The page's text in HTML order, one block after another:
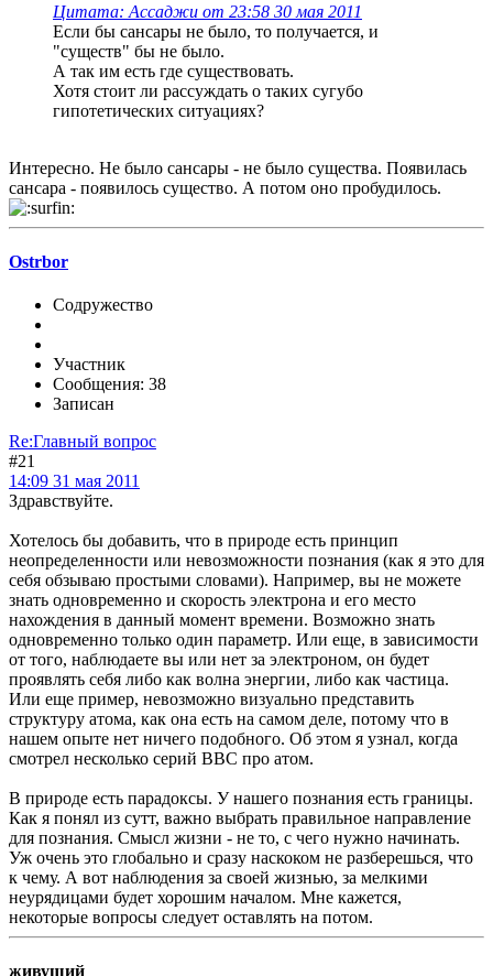
Цитата: Ассаджи от 23:58 30 мая 2011
Если бы сансары не было, то получается, и
"существ" бы не было.
А так им есть где существовать.
Хотя стоит ли рассуждать о таких сугубо
гипотетических ситуациях?
Интересно. Не было сансары - не было существа. Появилась
сансара - появилось существо. А потом оно пробудилось.
Ostrbor
Содружество
Участник
Сообщения: 38
Записан
Re:Главный вопрос
#21
14:09 31 мая 2011
Здравствуйте.
Хотелось бы добавить, что в природе есть принцип
неопределенности или невозможности познания (как я это для
себя обзываю простыми словами). Например, вы не можете
знать одновременно и скорость электрона и его место
нахождения в данный момент времени. Возможно знать
одновременно только один параметр. Или еще, в зависимости
от того, наблюдаете вы или нет за электроном, он будет
проявлять себя либо как волна энергии, либо как частица.
Или еще пример, невозможно визуально представить
структуру атома, как она есть на самом деле, потому что в
нашем опыте нет ничего подобного. Об этом я узнал, когда
смотрел несколько серий BBC про атом.
В природе есть парадоксы. У нашего познания есть границы.
Как я понял из сутт, важно выбрать правильное направление
для познания. Смысл жизни - не то, с чего нужно начинать.
Уж очень это глобально и сразу наскоком не разберешься, что
к чему. А вот наблюдения за своей жизнью, за мелкими
неурядицами будет хорошим началом. Мне кажется,
некоторые вопросы следует оставлять на потом.
живущий